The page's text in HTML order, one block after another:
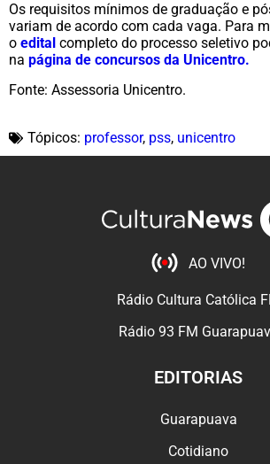
Os requisitos mínimos de graduação e
variam de acordo com cada vaga. Para
o edital completo do processo seletivo
na página de concursos da Unicentro.
Fonte: Assessoria Unicentro.
Tópicos: professor, pss, unicentro
AO VIVO!
Rádio Cultura Católica
Rádio 93 FM
EDITORIAS
Guarapuava
Cotidiano